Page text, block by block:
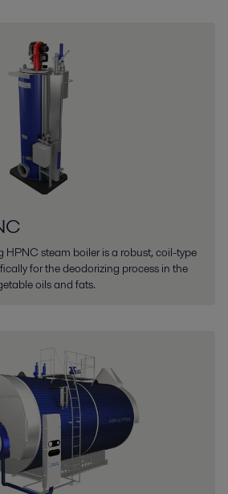
HPNC steam boiler is a robust, coil-type
for the deodorizing process in the
oils and fats.